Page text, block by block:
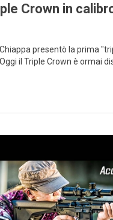
Crown in
presentò la prima
il Triple Crown è ormai